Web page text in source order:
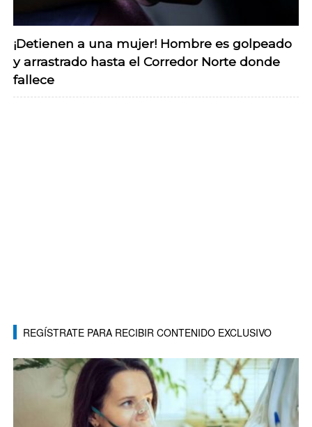
¡Detienen a una mujer! Hombre es golpeado
y arrastrado hasta el Corredor Norte donde
fallece
REGÍSTRATE PARA RECIBIR CONTENIDO EXCLUSIVO